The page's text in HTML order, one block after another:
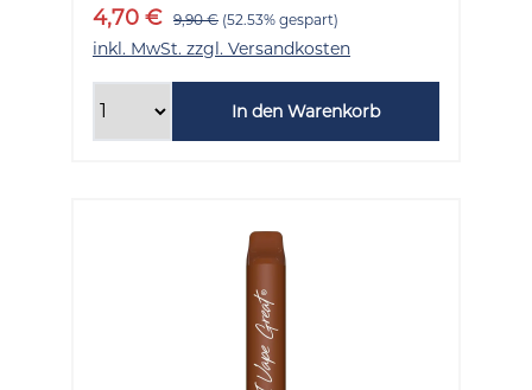
4,70 € 9,90 € (52.53% gespart)
inkl. MwSt. zzgl. Versandkosten
In den Warenkorb